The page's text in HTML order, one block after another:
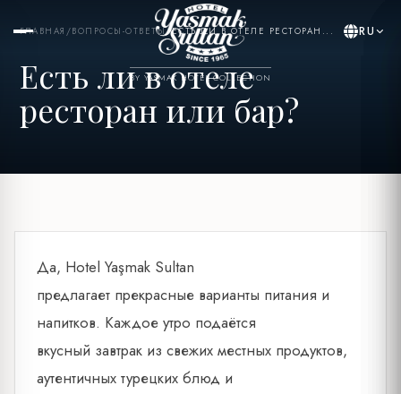
BY YASMAK HOTEL COLLECTION
RU
ГЛАВНАЯ /ВОПРОСЫ-ОТВЕТЫ/ЕСТЬ ЛИ В ОТЕЛЕ РЕСТОРАН...
Есть ли в отеле
ресторан или бар?
Да, Hotel Yaşmak Sultan
предлагает прекрасные варианты питания и
напитков. Каждое утро подаётся
вкусный завтрак из свежих местных продуктов,
аутентичных турецких блюд и